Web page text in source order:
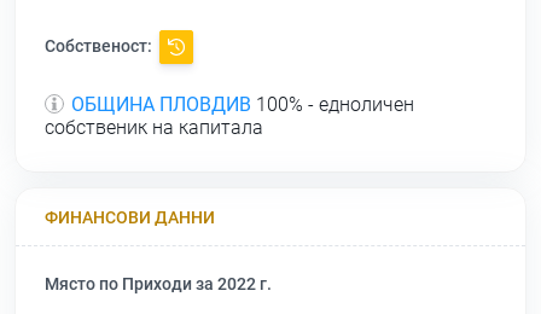
Собственост:
ОБЩИНА ПЛОВДИВ 100% - едноличен
собственик на капитала
ФИНАНСОВИ ДАННИ
Място по Приходи за 2022 г.